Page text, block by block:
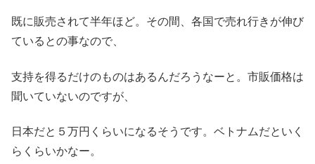
既に販売されて半年ほど。その間、各国で売れ行きが伸び
ているとの事なので、
支持を得るだけのものはあるんだろうなーと。市販価格は
聞いていないのですが、
日本だと５万円くらいになるそうです。ベトナムだといく
らくらいかなー。